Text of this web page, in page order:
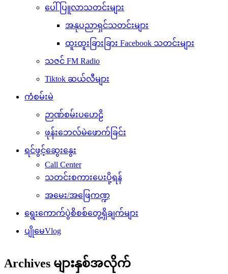
ပေါ်ပြူလာသတင်းများ
အနုပညာရှင်သတင်းများ
ထူးထူးခြားခြား Facebook သတင်းများ
သဇင် FM Radio
Tiktok ဆယ်လီများ
ကံစမ်းမဲ
ဉာဏ်စမ်းပဟေဠိ
ဖုန်းဘေလ်မဲဖောက်ခြင်း
ရင်ဖွင့်ဆွေးနွေး
Call Center
သတင်းစကားပေးပို့ရန်
အမေး/အဖြေကဏ္ဍ
ရွေးကောက်ပွဲစိစစ်တွေ့ရှိချက်များ
ပျိုမေVlog
Archives များနှစ်အလိုက်